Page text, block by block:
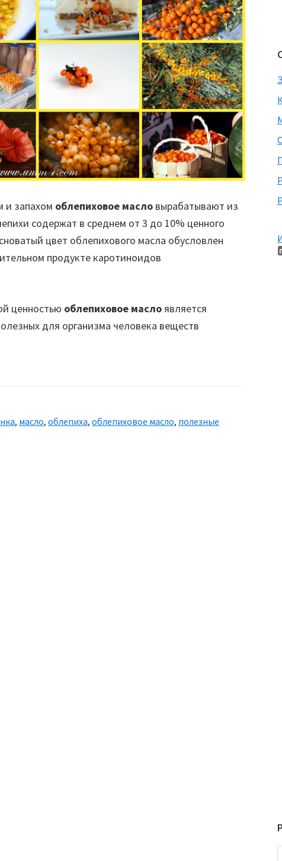
и запахом облепиховое масло вырабатывают из
содержат в среднем от 3 до 10% ценного
цвет облепихового масла обусловлен
продукте каротиноидов
ценностью облепиховое маслоявляется
для организма человека веществ
, масло, облепиха, облепиховое масло, полезные